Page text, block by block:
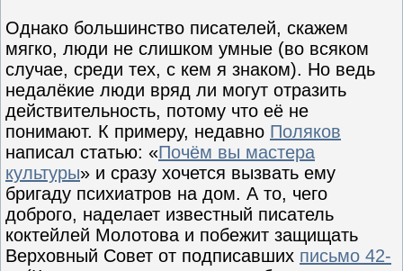
Однако большинство писателей, скажем
мягко, люди не слишком умные (во всяком
случае, среди тех, с кем я знаком). Но ведь
недалёкие люди вряд ли могут отразить
действительность, потому что её не
понимают. К примеру, недавно Поляков
написал статью: «Почём вы мастера
культуры» и сразу хочется вызвать ему
бригаду психиатров на дом. А то, чего
доброго, наделает известный писатель
коктейлей Молотова и побежит защищать
Верховный Совет от подписавших письмо 42-